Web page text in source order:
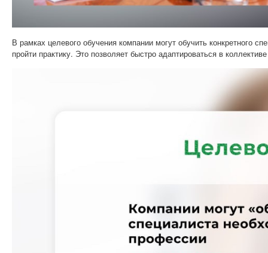
В рамках целевого обучения компании могут обучить конкретного
пройти практику. Это позволяет быстро адаптироваться в